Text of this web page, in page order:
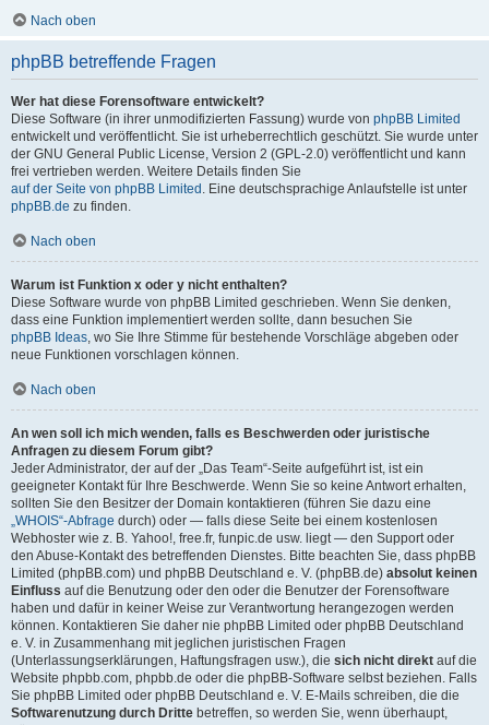
Nach oben
phpBB betreffende Fragen
Wer hat diese Forensoftware entwickelt?
Diese Software (in ihrer unmodifizierten Fassung) wurde von phpBB Limited
entwickelt und veröffentlicht. Sie ist urheberrechtlich geschützt. Sie wurde unter
der GNU General Public License, Version 2 (GPL-2.0) veröffentlicht und kann
frei vertrieben werden. Weitere Details finden Sie
auf der Seite von phpBB Limited . Eine deutschsprachige Anlaufstelle ist unter
phpBB.de zu finden.
Nach oben
Warum ist Funktion x oder y nicht enthalten?
Diese Software wurde von phpBB Limited geschrieben. Wenn Sie denken,
dass eine Funktion implementiert werden sollte, dann besuchen Sie
phpBB Ideas, wo Sie Ihre Stimme für bestehende Vorschläge abgeben oder
neue Funktionen vorschlagen können.
Nach oben
An wen soll ich mich wenden, falls es Beschwerden oder juristische
Anfragen zu diesem Forum gibt?
Jeder Administrator, der auf der „Das Team“-Seite aufgeführt ist, ist ein
geeigneter Kontakt für Ihre Beschwerde. Wenn Sie so keine Antwort erhalten,
sollten Sie den Besitzer der Domain kontaktieren (führen Sie dazu eine
„WHOIS“-Abfrage durch) oder — falls diese Seite bei einem kostenlosen
Webhoster wie z. B. Yahoo!, free.fr, funpic.de usw. liegt — den Support oder
den Abuse-Kontakt des betreffenden Dienstes. Bitte beachten Sie, dass phpBB
Limited (phpBB.com) und phpBB Deutschland e. V. (phpBB.de) absolut keinen
Einfluss auf die Benutzung oder den oder die Benutzer der Forensoftware
haben und dafür in keiner Weise zur Verantwortung herangezogen werden
können. Kontaktieren Sie daher nie phpBB Limited oder phpBB Deutschland
e. V. in Zusammenhang mit jeglichen juristischen Fragen
(Unterlassungserklärungen, Haftungsfragen usw.), die sich nicht direkt auf die
Website phpbb.com, phpbb.de oder die phpBB-Software selbst beziehen. Falls
Sie phpBB Limited oder phpBB Deutschland e. V. E-Mails schreiben, die die
Softwarenutzung durch Dritte betreffen, so werden Sie, wenn überhaupt,